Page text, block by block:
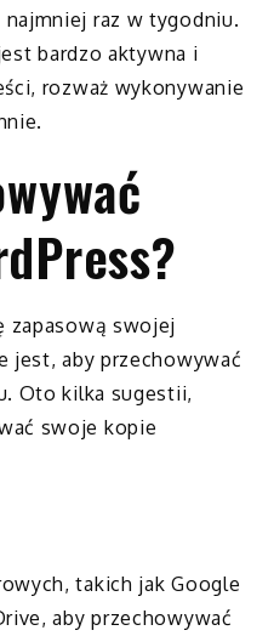
raz w tygodniu.
bardzo aktywna i
rozważ wykonywanie
zapasową swojej
jest, aby przechowywać
Oto kilka sugestii,
swoje kopie
takich jak Google
aby przechowywać